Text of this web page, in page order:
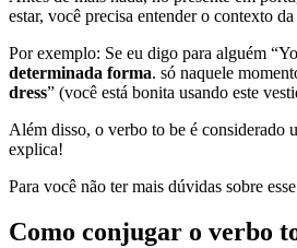
estar, você precisa entender o contexto da
Por exemplo: Se eu digo para alguém
determinada forma. só naquele
dress” (você está bonita usando este
Além disso, o verbo to be é considerado
explica!
Para você não ter mais dúvidas sobre
Como conjugar o verbo